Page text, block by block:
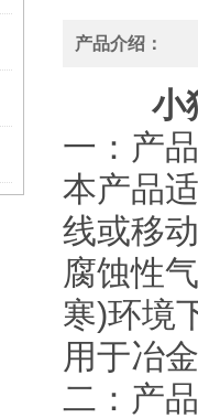
产品介绍：
小
一：产
本产品
线或移
腐蚀性
寒)环境
用于冶
二：产